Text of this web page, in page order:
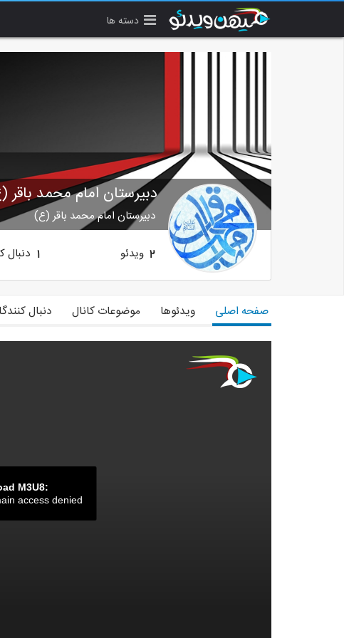
دسته ها
دبیرستان امام محمد باقر
دبیرستان امام محمد باقر (ع)
2 ویدئو 1 دنبال
صفحه اصلی ویدئوها موضوعات کانال دنبال
M3U8:
access denied